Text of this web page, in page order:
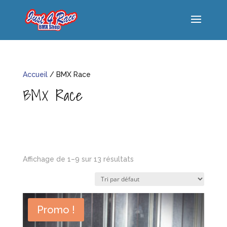
Accueil/ BMX Race
BMX Race
Affichage de 1–9 sur 13 résultats
Promo !